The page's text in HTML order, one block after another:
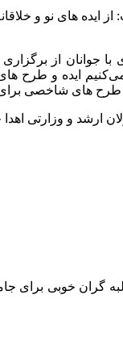
از ایده های نو و
از برگزاری
ایده و طرح
طرح های شاخصی
ارشد و وزارتی
گران خوبی برای